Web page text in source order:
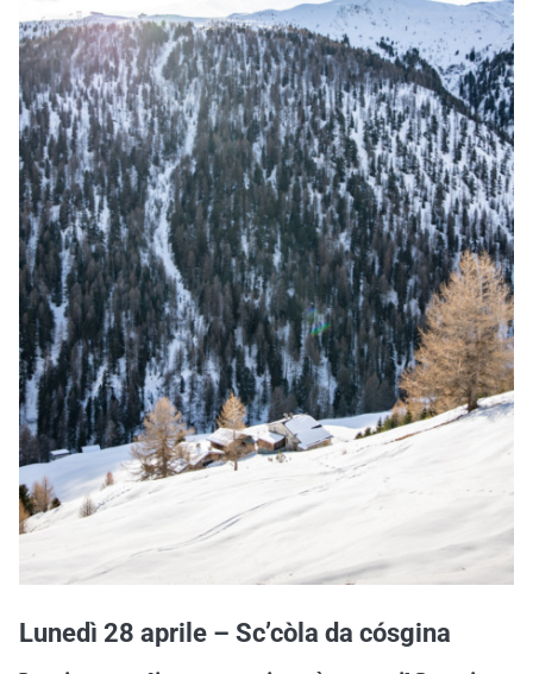
Lunedì 28 aprile – Sc’còla da cósgina